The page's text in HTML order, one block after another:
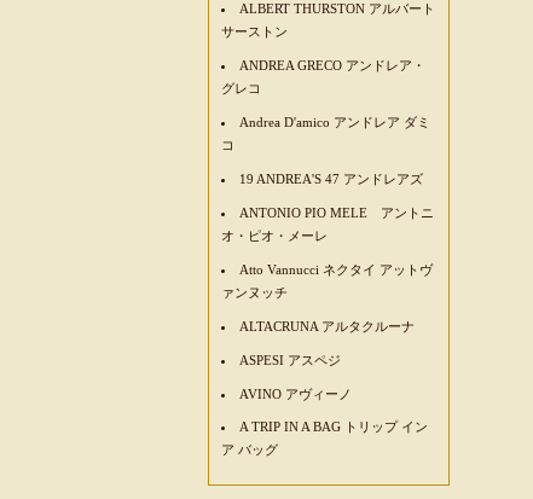
ALBERT THURSTON アルバート
サーストン
ANDREA GRECO アンドレア・
グレコ
Andrea D'amico アンドレア ダミ
コ
19 ANDREA'S 47 アンドレアズ
ANTONIO PIO MELE アントニ
オ・ピオ・メーレ
Atto Vannucci ネクタイ アットヴ
ァンヌッチ
ALTACRUNA アルタクルーナ
ASPESI アスペジ
AVINO アヴィーノ
A TRIP IN A BAG トリップ イン
ア バッグ